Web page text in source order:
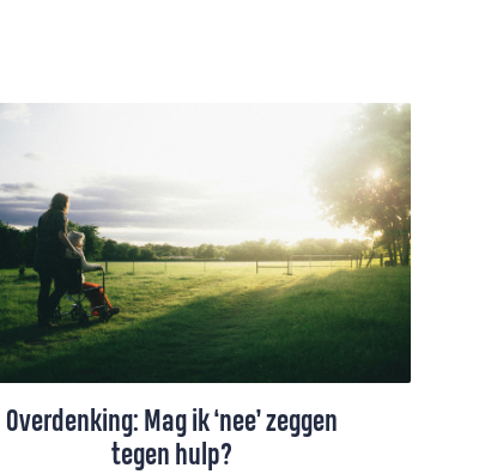
Overdenking: Mag ik ‘nee’ zeggen
tegen hulp?